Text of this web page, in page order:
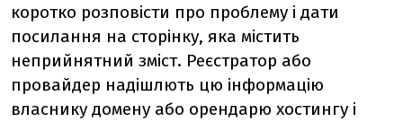
коротко розповісти про проблему і дати
посилання на сторінку, яка містить
неприйнятний зміст. Реєстратор або
провайдер надішлють цю інформацію
власнику домену або орендарю хостингу і